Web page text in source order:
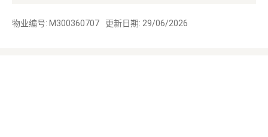
物业编号: M300360707 更新日期: 29/06/2026